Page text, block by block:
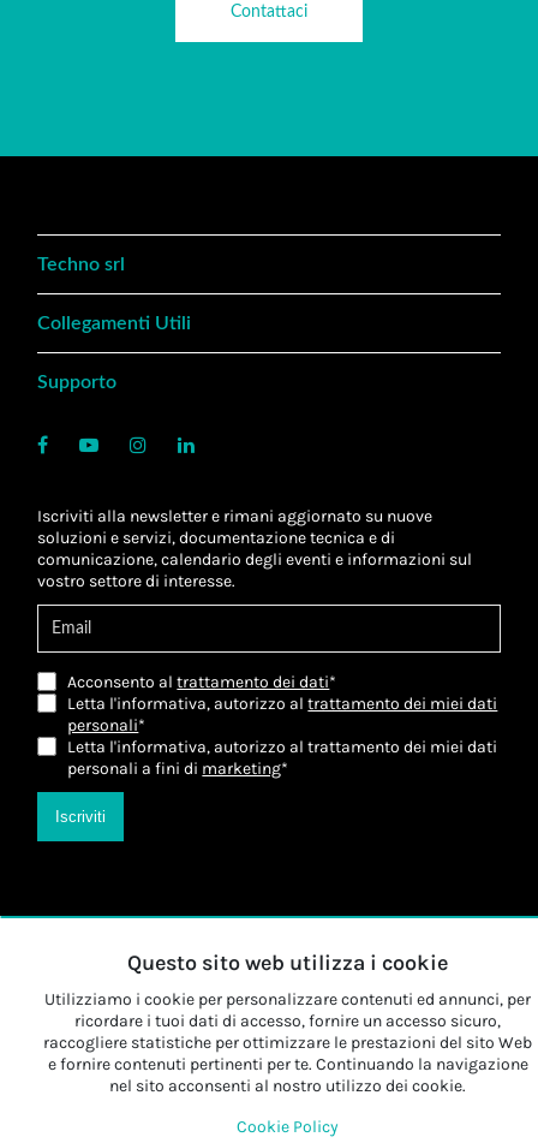
Contattaci
Techno srl
Collegamenti Utili
Supporto
Iscriviti alla newsletter e rimani aggiornato su nuove
soluzioni e servizi, documentazione tecnica e di
comunicazione, calendario degli eventi e informazioni sul
vostro settore di interesse.
Acconsento altrattamento dei dati*
Letta l'informativa, autorizzo altrattamento dei miei dati
personali*
Letta l'informativa, autorizzo al trattamento dei miei dati
personali a fini di marketing*
Iscriviti
Questo sito web utilizza i cookie
Utilizziamo i cookie per personalizzare contenuti ed annunci, per
ricordare i tuoi dati di accesso, fornire un accesso sicuro,
raccogliere statistiche per ottimizzare le prestazioni del sito Web
e fornire contenuti pertinenti per te. Continuando la navigazione
nel sito acconsenti al nostro utilizzo dei cookie.
Cookie Policy